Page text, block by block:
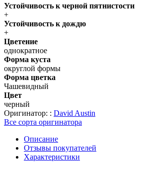
Устойчивость к черной пятнистости
+
Устойчивость к дождю
+
Цвeтение
однократное
Форма куста
округлой формы
Форма цветка
Чашевидный
Цвет
черный
Оригинатор: : David Austin
Все сорта оригинатора
Описание
Отзывы покупателей
Характеристики